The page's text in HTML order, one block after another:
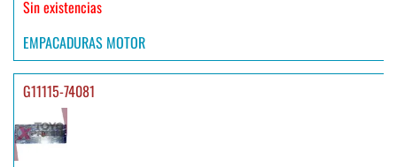
Sin existencias
EMPACADURAS MOTOR
G11115-74081